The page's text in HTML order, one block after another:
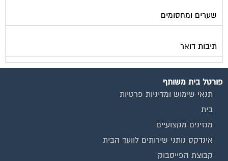
שערים ומחסומים
תיבות דואר
פורטל בית משותף
תנאי שימוש ומדיניות פרטיות
בית
מגזינים מקצועיים
אינדקס נותני שירותים לוועד הבית
קבוצת הפייסבוק